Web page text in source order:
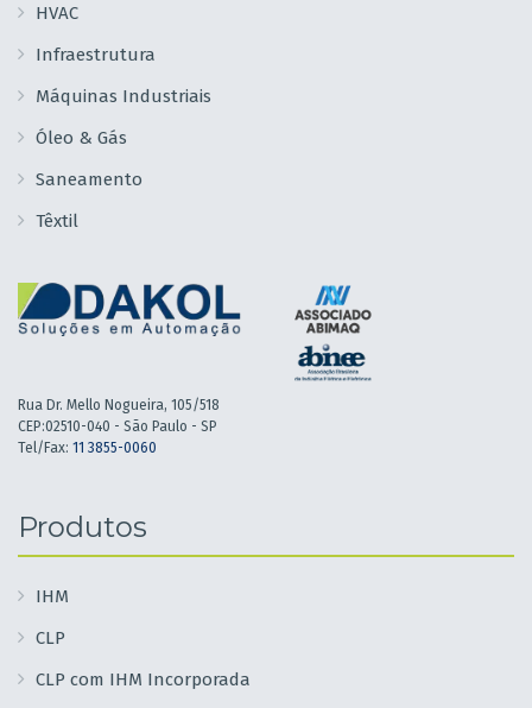
HVAC
Infraestrutura
Máquinas Industriais
Óleo & Gás
Saneamento
Têxtil
Rua Dr. Mello Nogueira, 105/518
CEP:02510-040 - São Paulo - SP
Tel/Fax: 11 3855-0060
Produtos
IHM
CLP
CLP com IHM Incorporada